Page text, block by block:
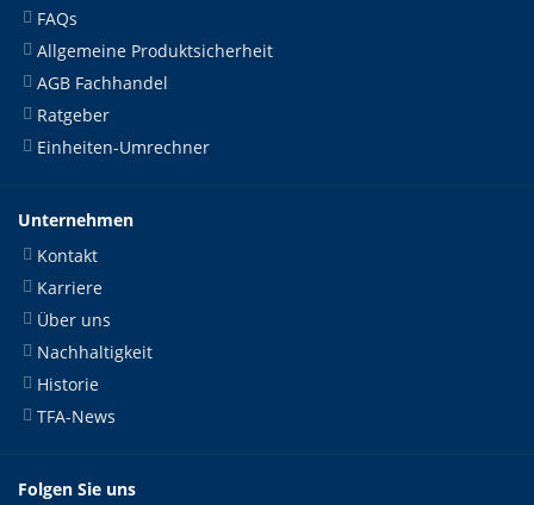
FAQs
Allgemeine Produktsicherheit
AGB Fachhandel
Ratgeber
Einheiten-Umrechner
Unternehmen
Kontakt
Karriere
Über uns
Nachhaltigkeit
Historie
TFA-News
Folgen Sie uns